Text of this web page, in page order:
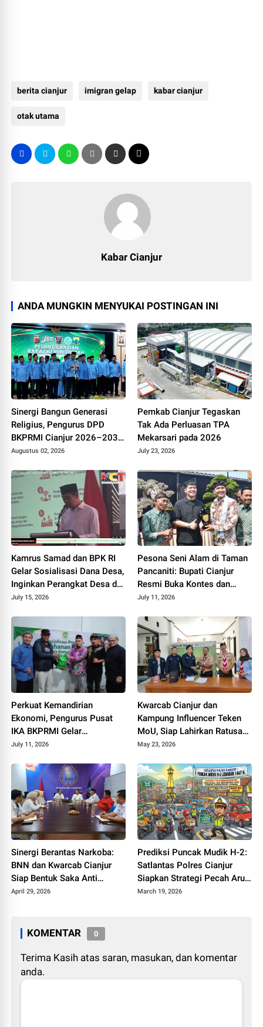
berita cianjur imigran gelap kabar cianjur
otak utama
Kabar Cianjur
ANDA MUNGKIN MENYUKAI POSTINGAN INI
Sinergi Bangun Generasi
Religius, Pengurus DPD
BKPRMI Cianjur 2026–2031
Resmi Dilantik di Mapolres
Augustus 02, 2026
Pemkab Cianjur Tegaskan
Tak Ada Perluasan TPA
Mekarsari pada 2026
July 23, 2026
Kamrus Samad dan BPK RI
Gelar Sosialisasi Dana Desa,
Inginkan Perangkat Desa di
Cianjur Tidur Nyenyak Tanpa
July 15, 2026
Pesona Seni Alam di Taman
Pancaniti: Bupati Cianjur
Resmi Buka Kontes dan
Pameran Bonsai dan Suiseki
July 11, 2026
Perkuat Kemandirian
Ekonomi, Pengurus Pusat
IKA BKPRMI Gelar
Sosialisasi Ketahanan
July 11, 2026
Kwarcab Cianjur dan
Kampung Influencer Teken
MoU, Siap Lahirkan Ratusan
Kreator Konten Edukatif
May 23, 2026
Sinergi Berantas Narkoba:
BNN dan Kwarcab Cianjur
Siap Bentuk Saka Anti
Narkotika
April 29, 2026
Prediksi Puncak Mudik H-2:
Satlantas Polres Cianjur
Siapkan Strategi Pecah Arus
ke Jalur Alternatif
March 19, 2026
KOMENTAR 0
Terima Kasih atas saran, masukan, dan komentar
anda.